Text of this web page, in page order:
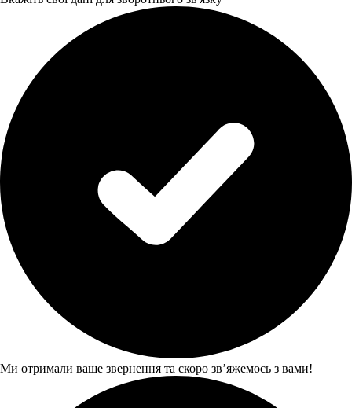
Ми отримали ваше звернення та скоро звʼяжемось з вами!